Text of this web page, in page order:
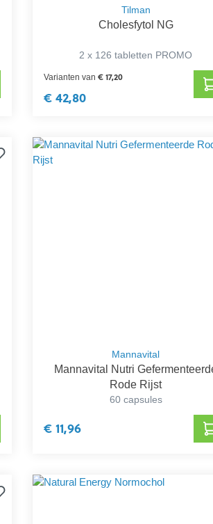
Tilman
Cholesfytol NG
2 x 126 tabletten PROMO
Varianten van€ 17,20
€ 42,80
Mannavital
Mannavital Nutri
Rode Rijst
60 capsules
€ 11,96